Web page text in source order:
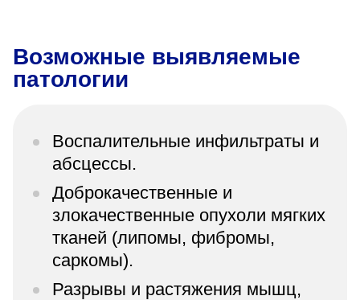
Возможные выявляемые
патологии
Воспалительные инфильтраты и
абсцессы.
Доброкачественные и
злокачественные опухоли мягких
тканей (липомы, фибромы,
саркомы).
Разрывы и растяжения мышц,